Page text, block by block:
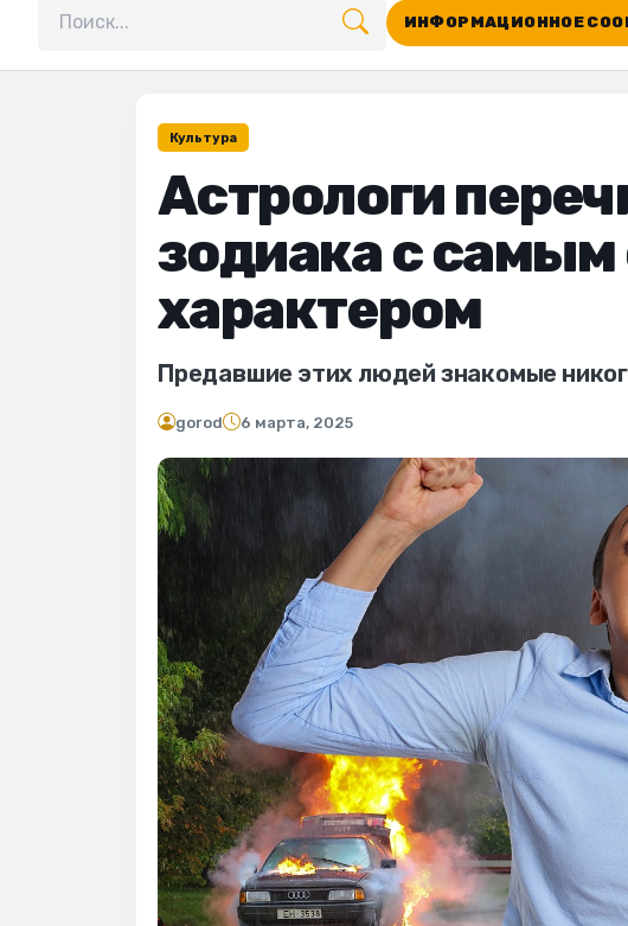
Поиск по сайту
ИНФОРМАЦИОННОЕ
Культура
Астрологи
зодиака с
характером
Предавшие этих людей знакомые
gorod 6 марта, 2025